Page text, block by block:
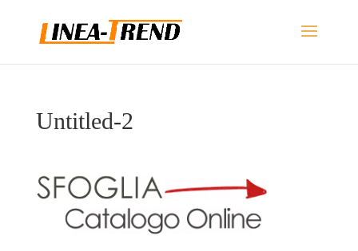
Untitled-2